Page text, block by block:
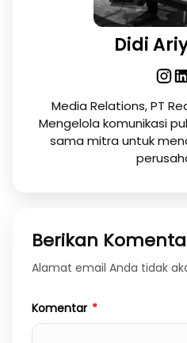
Didi
Media Relations, PT
Mengelola komunikasi
sama mitra untuk
Berikan
Alamat email Anda tidak
Komentar *